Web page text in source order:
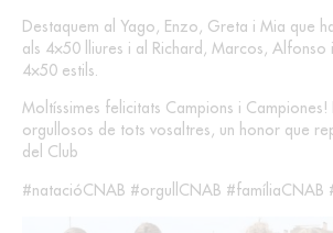
Destaquem al Yago, Enzo, Greta i Mia que
als 4×50 lliures i al Richard, Marcos, Alfonso
4×50 estils.
Moltíssimes felicitats Campions i Campiones!
orgullosos de tots vosaltres, un honor que
del Club
#natacióCNAB #orgullCNAB #famíliaCNAB